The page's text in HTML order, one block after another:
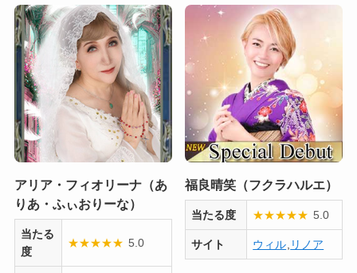
アリア・フィオリーナ（あ
りあ・ふぃおりーな）
当たる
度
★★★★★ 5.0
福良晴笑（フクラハルエ）
当たる度 ★★★★★ 5.0
サイト ウィル, リノア